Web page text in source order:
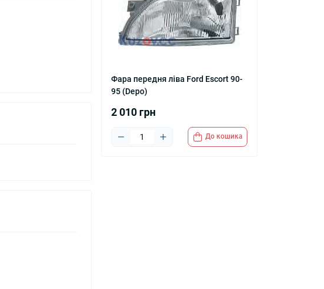
Фара передня ліва Ford Escort 90-
95 (Depo)
2 010 грн
До кошика